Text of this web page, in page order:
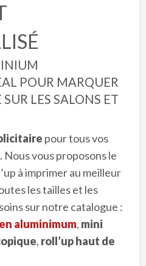
POUR MARQUER
LES SALONS ET
pour tous vos
vous proposons le
à imprimer au meilleur
les tailles et les
sur notre catalogue :
aluminimum, mini
, roll’up haut de